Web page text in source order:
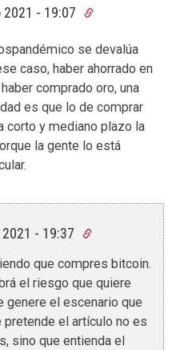
2021 - 19:07
se devalúa
caso, haber ahorrado en
comprado oro, una
es que lo de comprar
corto y mediano plazo la
la gente lo está
- 19:37
que compres bitcoin.
el riesgo que quiere
genere el escenario que
el artículo no es
sino que entienda el